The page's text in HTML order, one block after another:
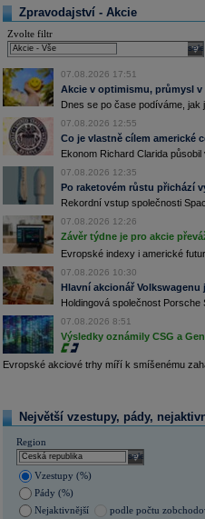
16:23
Zvýšení výroby balistických střel
nějakou dobu potrvá. Agentuře
Armin Papperger. Společná výroba
doplnit arzenál Spojeným státům,
(ČTK)
16:07 Conocophillips ......
15:38 Zisky evropských firem s vysokou
vzrostly nejvíce od třetího čtvrtletí
energetických firem. S odkazem na
uvedla agentura Reuters. Dobré
oceli a chemického průmyslu (ČTK)
15:26 Cloudflare - JP......
15:05 Block - Bernste
14:49
Airbnb - JP Mor
......
14:24
Roche - Morgan ......
13:59 DHL - Bernstein
13:44 BAE Systems - M ...
13:04 Jedna z největších světových
procent v novém provozovateli
Nový společný podnik založí s
Bestsport O2 arenu a O2
investiční společnost, PPF dosud
Akciové podílové fondy za prvních
procenta, smíšené fondy 4,4
akciové fondy podle indexu přinesly
procenta a dluhopisové fondy 2,5
11:43 Novo Nordisk -...
Bestsport O2 arenu a O2
investiční společnost, PPF dosud
11:16 Porsche SE
se v pololetí propadla do čisté ztráty
Zároveň automobilkuVolkswagen
konkurenceschopnosti (ČTK)
11:02 Italy's Prysmia
Zpravodajství - Akcie
Zvolte filtr
07.08.2026 17:51
Akcie v optimismu, průmysl
Dnes se po čase podíváme,
07.08.2026 12:55
Co je vlastně cílem americké
Ekonom Richard Clarida
07.08.2026 12:35
Po raketovém růstu přichází
Rekordní vstup společnosti
07.08.2026 12:26
Závěr týdne je pro akcie
Evropské indexy i americké
07.08.2026 10:30
Hlavní akcionář
Holdingová společnost
07.08.2026 8:51
Výsledky oznámily CSG a
Evropské akciové trhy míří k smíšenému
Největší vzestupy, pády,
Region
select
Vzestupy (%)
Pády (%)
Nejaktivnější
podle počtu